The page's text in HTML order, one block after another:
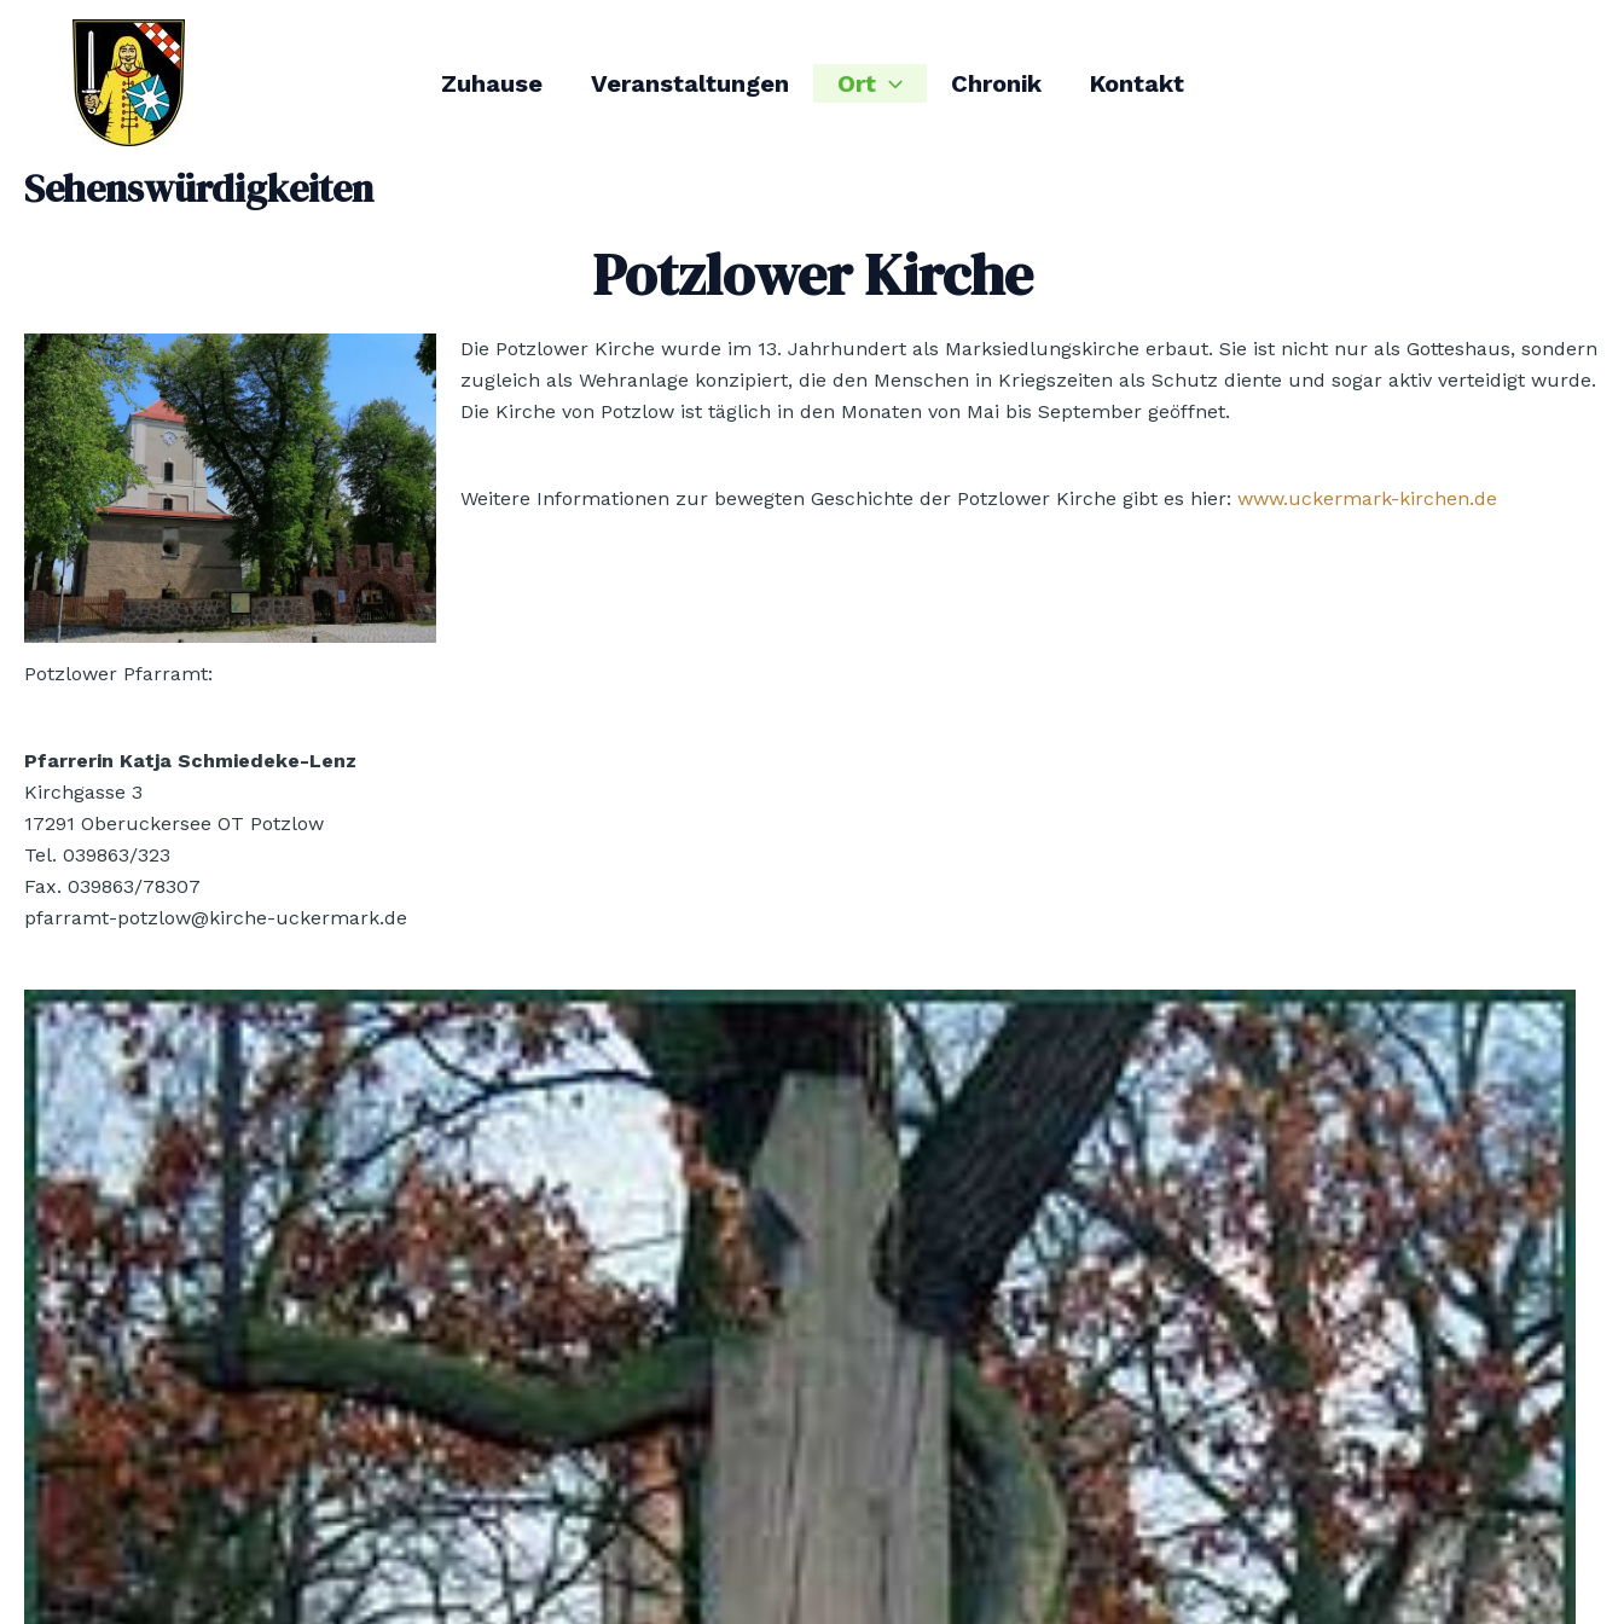
springen
Zuhause Veranstaltungen Ort Chronik Kontakt
Sehenswürdigkeiten
Potzlower Kirche
Die Potzlower Kirche wurde im 13. Jahrhundert als Marksiedlungskirche erbaut. Sie ist nicht nur als Gotteshaus, sondern
zugleich als Wehranlage konzipiert, die den Menschen in Kriegszeiten als Schutz diente und sogar aktiv verteidigt wurde.
Die Kirche von Potzlow ist täglich in den Monaten von Mai bis September geöffnet.
Weitere Informationen zur bewegten Geschichte der Potzlower Kirche gibt es hier: www.uckermark-kirchen.de
Potzlower Pfarramt:
Pfarrerin Katja Schmiedeke-Lenz
Kirchgasse 3
17291 Oberuckersee OT Potzlow
Tel. 039863/323
Fax. 039863/78307
pfarramt-potzlow@kirche-uckermark.de